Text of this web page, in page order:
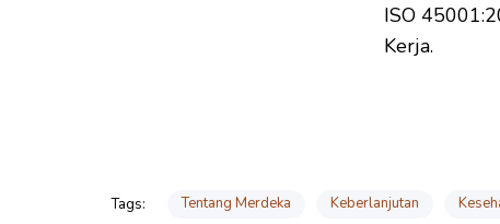
ISO
Kerja.
Tags: Tentang Merdeka Keberlanjutan